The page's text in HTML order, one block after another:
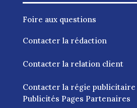
Foire aux questions
Contacter la rédaction
Contacter la relation client
Contacter la régie publicitaire
Publicités Pages Partenaires